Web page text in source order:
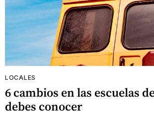
LOCALES
6 cambios en las escuelas
debes conocer